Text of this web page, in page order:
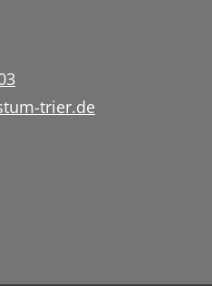
trier.de